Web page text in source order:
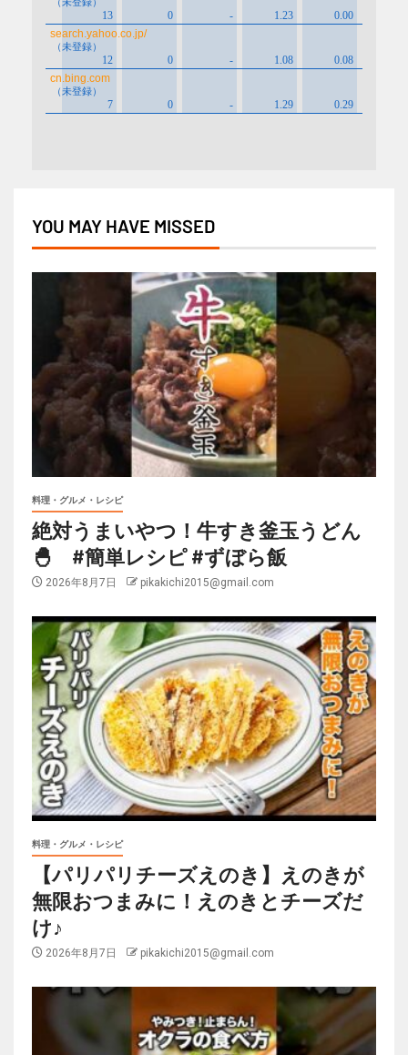
YOU MAY HAVE MISSED
料理・グルメ・レシピ
絶対うまいやつ！牛すき釜玉うどん
🐣 #簡単レシピ #ずぼら飯
2026年8月7日 pikakichi2015@gmail.com
料理・グルメ・レシピ
【パリパリチーズえのき】えのきが
無限おつまみに！えのきとチーズだ
け♪
2026年8月7日 pikakichi2015@gmail.com